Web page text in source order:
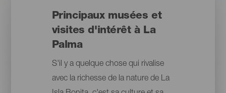
Principaux musées et
visites d'intérêt à La
Palma
S'il y a quelque chose qui rivalise
avec la richesse de la nature de La